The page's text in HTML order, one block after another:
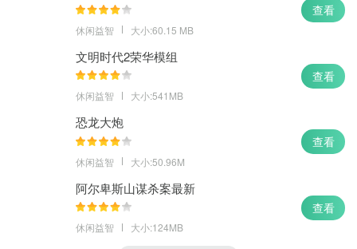
休闲益智 大小:60.15 MB
查看
文明时代2荣华模组
休闲益智 大小:541MB
查看
恐龙大炮
休闲益智 大小:50.96M
查看
阿尔卑斯山谋杀案最新
休闲益智 大小:124MB
查看